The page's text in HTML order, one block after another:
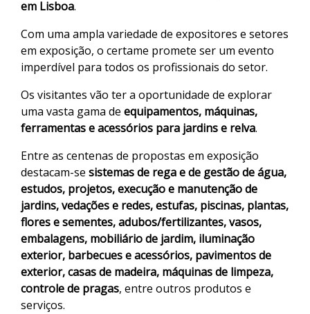
em Lisboa.
Com uma ampla variedade de expositores e setores
em exposição, o certame promete ser um evento
imperdível para todos os profissionais do setor.
Os visitantes vão ter a oportunidade de explorar
uma vasta gama de equipamentos, máquinas,
ferramentas e acessórios para jardins e relva.
Entre as centenas de propostas em exposição
destacam-se sistemas de rega e de gestão de água,
estudos, projetos, execução e manutenção de
jardins, vedações e redes, estufas, piscinas, plantas,
flores e sementes, adubos/fertilizantes, vasos,
embalagens, mobiliário de jardim, iluminação
exterior, barbecues e acessórios, pavimentos de
exterior, casas de madeira, máquinas de limpeza,
controle de pragas, entre outros produtos e
serviços.